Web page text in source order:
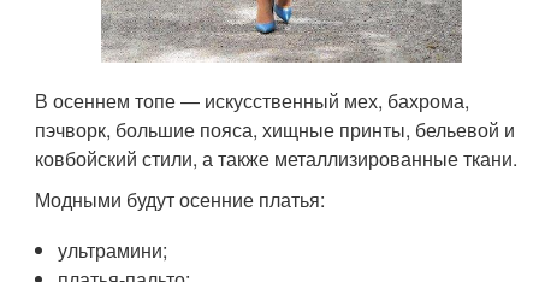
В осеннем топе — искусственный мех, бахрома,
пэчворк, большие пояса, хищные принты, бельевой и
ковбойский стили, а также металлизированные ткани.
Модными будут осенние платья:
ультрамини;